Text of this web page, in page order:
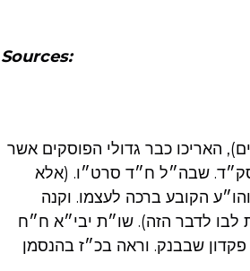
Sources:
האריכו כבר גדולי הפוסקים אשר
שבה״ל ח״ד סרט״ו. (אלא
הקובע ברכה לעצמו. וקנה
לדבר הזה). שו״ת יבי״א ח״ח
פקדון שבבנק. וראה בכ״ז בהנסמן